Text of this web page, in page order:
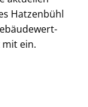
Hatzenbühl
ein.